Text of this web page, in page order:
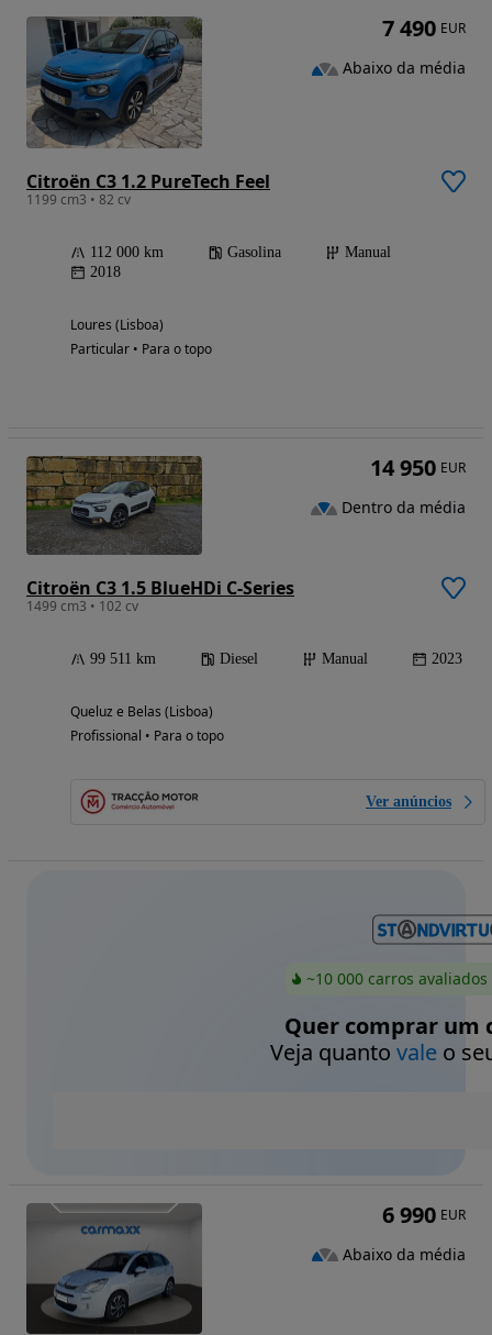
Citroën C3 1.2 PureTech Feel
1199 cm3 • 82 cv
112 000 km Gasolina
Manual
2018
Loures (Lisboa)
Particular • Para o topo
7 490 EUR
Abaixo da média
Citroën C3 1.5 BlueHDi C-Series
1499 cm3 • 102 cv
99 511 km Diesel Manual 2023
Queluz e Belas (Lisboa)
Profissional • Para o topo
Ver anúncios
14 950 EUR
Dentro da média
~10 000 carros
Quer comprar um
Veja quanto valeo
6 990 EUR
Abaixo da média